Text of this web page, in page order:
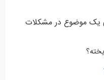
یک موضوع در مشکلات